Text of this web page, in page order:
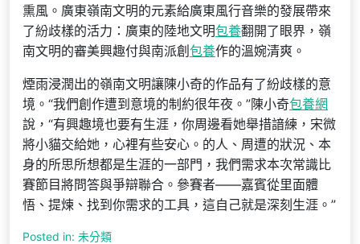
熏風。廣東嶺南文明的元素給廣東風行音樂的發展帶來
了紛歧樣的活力：廣東的陸地文明包養翻開了眼界，嶺
南文明的審美興趣付與南派創 包養作的溫婉清爽。
煙雨浸潤出的嶺南文明讓陳小奇的作品有了紛歧樣的意
境。“我們創作遭到意境的制約很年夜。”陳小奇包養網
說，“有興趣境也要有生涯，你周邊看她舉措諳練，宋微
將小貓交給她，心裡有些安心。的人、周遭的狀況、本
身的所思所想都是生涯的一部門，我們需求本次常識比
賽節目將問答與爭辯聯合。參賽者——嘉賓從里面體
悟、提煉、找到你需求的工具，這自己就是深刻生涯。”
Posted in: 未分類